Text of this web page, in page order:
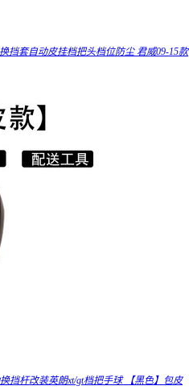
挡套自动皮挂档把头档位防尘 君威09-15款
挡杆改装英朗xt/gt档把手球 【黑色】包皮